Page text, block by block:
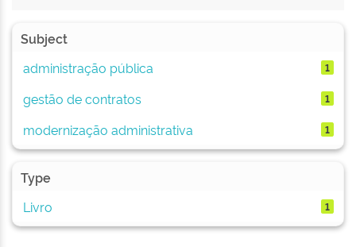
Subject
administração pública
1
gestão de contratos 1
modernização administrativa 1
Type
Livro
1